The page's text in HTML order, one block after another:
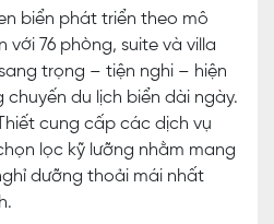
biển phát triển theo mô
với 76 phòng, suite và villa
trọng – tiện nghi – hiện
du lịch biển dài ngày.
cung cấp các dịch vụ
lọc kỹ lưỡng nhằm mang
dưỡng thoải mái nhất